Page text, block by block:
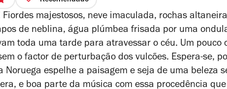
Fiordes majestosos, neve imaculada, rochas
de neblina, água plúmbea frisada por uma
toda uma tarde para atravessar o céu. Um pouco
o factor de perturbação dos vulcões. Espera-se,
Noruega espelhe a paisagem e seja de uma beleza
e boa parte da música com essa procedência